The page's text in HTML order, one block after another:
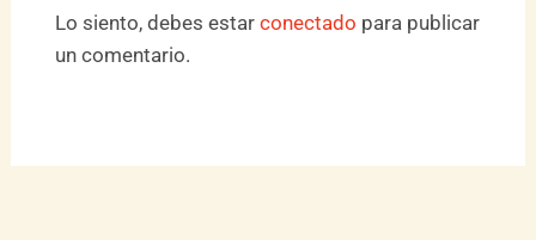
Lo siento, debes estar conectado para publicar
un comentario.